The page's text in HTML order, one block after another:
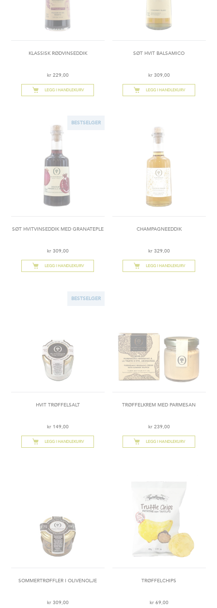
KLASSISK RØDVINSEDDIK
kr 229,00
LEGG I HANDLEKURV
SØT HVIT BALSAMICO
kr 309,00
LEGG I HANDLEKURV
BESTSELGER
SØT HVITVINSEDDIK MED GRANATEPLE
kr 309,00
LEGG I HANDLEKURV
CHAMPAGNEEDDIK
kr 329,00
LEGG I HANDLEKURV
BESTSELGER
HVIT TRØFFELSALT
kr 149,00
LEGG I HANDLEKURV
TRØFFELKREM MED PARMESAN
kr 239,00
LEGG I HANDLEKURV
SOMMERTRØFFLER I OLIVENOLJE
kr 309,00
TRØFFELCHIPS
kr 69,00